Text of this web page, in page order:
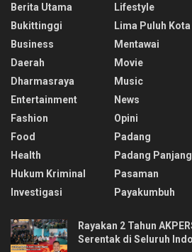
Berita Utama
Bukittinggi
Business
Daerah
Dharmasraya
Entertainment
Fashion
Food
Health
Hukum Kriminal
Investigasi
Lifestyle
Lima Puluh Kota
Mentawai
Movie
Music
News
Opini
Padang
Padang Panjang
Pasaman
Payakumbuh
Rayakan 2 Tahun
Serentak di Seluruh